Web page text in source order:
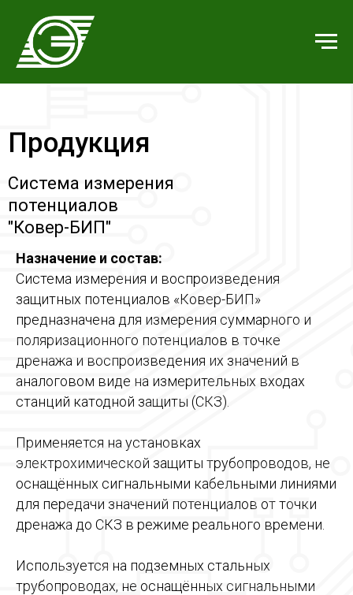
Продукция
Система измерения
потенциалов
"Ковер-БИП"
Назначение и состав:
Система измерения и воспроизведения
защитных потенциалов «Ковер-БИП»
предназначена для измерения суммарного и
поляризационного потенциалов в точке
дренажа и воспроизведения их значений в
аналоговом виде на измерительных входах
станций катодной защиты (СКЗ).
Применяется на установках
электрохимической защиты трубопроводов, не
оснащённых сигнальными кабельными линиями
для передачи значений потенциалов от точки
дренажа до СКЗ в режиме реального времени.
Используется на подземных стальных
трубопроводах, не оснащённых сигнальными